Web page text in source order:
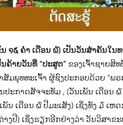
໑໕ ຄ່ຳ ເດືອນ ໖) ເປັນວັນສຳຄັນໃ
ຄ້າຍວັນທີ່ “ປະສູຕ” ຂອງເຈົ້າຊາຍສິທ
ສັມພຸທທະເຈົ້າ ຜູ້ຊົງປະກອບດ້ວຍ “ພ
ະກາດສັຈຈະທັມ , (ວັນເພັນ ເດືອນ
ນ ເດືອນ ໖ ປີມະເສັງ) ເຊິ່ງທັງ ໓ ເຫ
າງປີ) ເຊິ່ງຮຽກອີກຢ່າງວ່າ ວັນວິສາ